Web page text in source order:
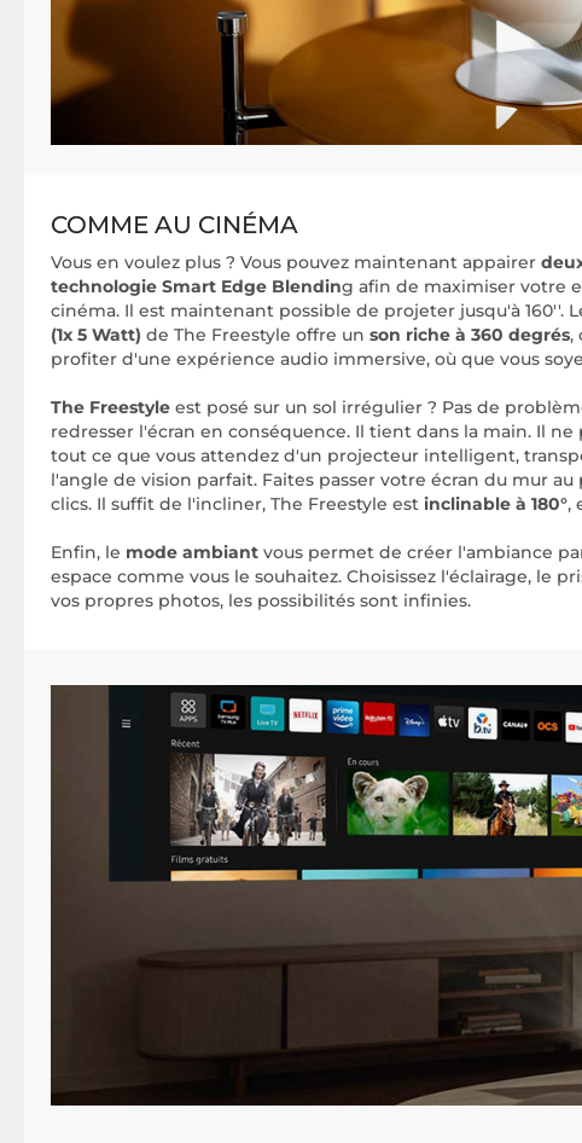
COMME AU CINÉMA
Vous en voulez plus ? Vous pouvez maintenant appairer
technologie Smart Edge Blending afin de maximiser votre
cinéma. Il est maintenant possible de projeter jusqu'à 160''.
(1x 5 Watt) de The Freestyle offre un son riche à 360 degrés,
profiter d'une expérience audio immersive, où que vous
The Freestyle est posé sur un sol irrégulier ? Pas de
redresser l'écran en conséquence. Il tient dans la main. Il ne
tout ce que vous attendez d'un projecteur intelligent,
l'angle de vision parfait. Faites passer votre écran du mur
clics. Il suffit de l'incliner, The Freestyle est inclinable à 180°,
Enfin, le mode ambiant vous permet de créer l'ambiance
espace comme vous le souhaitez. Choisissez l'éclairage, le
vos propres photos, les possibilités sont infinies.